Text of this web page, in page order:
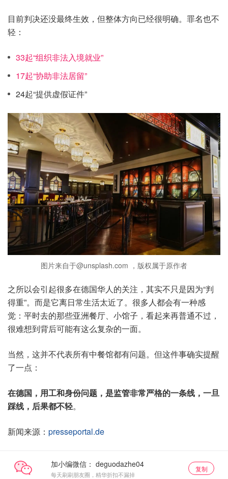
目前判决还没最终生效，但整体方向已经很明确。罪名也不
轻：
33起“组织非法入境就业”
17起“协助非法居留”
24起“提供虚假证件”
图片来自于@unsplash.com ，版权属于原作者
之所以会引起很多在德国华人的关注，其实不只是因为“判
得重”。而是它离日常生活太近了。很多人都会有一种感
觉：平时去的那些亚洲餐厅、小馆子，看起来再普通不过，
很难想到背后可能有这么复杂的一面。
当然，这并不代表所有中餐馆都有问题。但这件事确实提醒
了一点：
在德国，用工和身份问题，是监管非常严格的一条线，一旦
踩线，后果都不轻。
新闻来源： presseportal.de
加小编微信：
每天刷刷朋友圈，精华折扣不漏掉
复制